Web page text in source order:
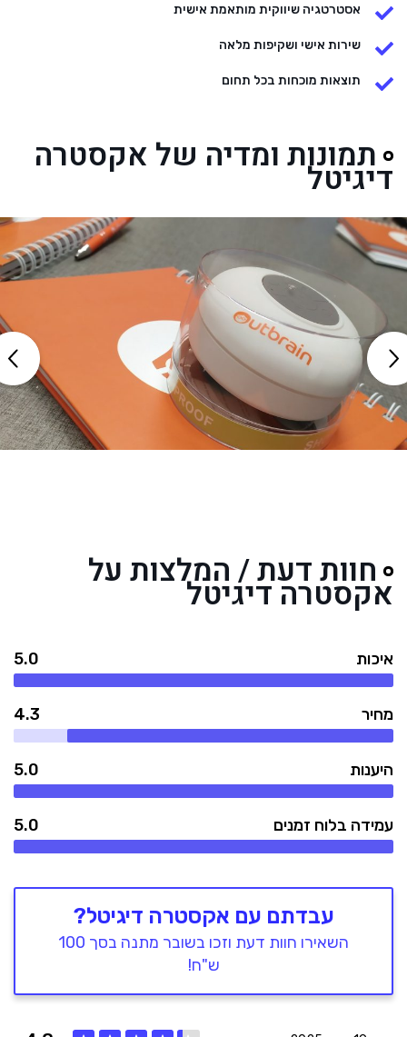
אסטרטגיה שיווקית מותאמת אישית
שירות אישי ושקיפות מלאה
תוצאות מוכחות בכל תחום
תמונות ומדיה של אקסטרה
דיגיטל
חוות דעת / המלצות על
אקסטרה דיגיטל
איכות 5.0
מחיר 4.3
היענות 5.0
עמידה בלוח זמנים 5.0
עבדתם עם אקסטרה דיגיטל?
השאירו חוות דעת וזכו בשובר מתנה בסך 100
ש"ח!